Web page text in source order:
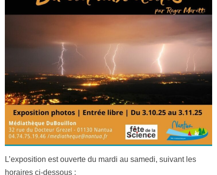
L’exposition est ouverte du mardi au samedi, suivant les
horaires ci-dessous :